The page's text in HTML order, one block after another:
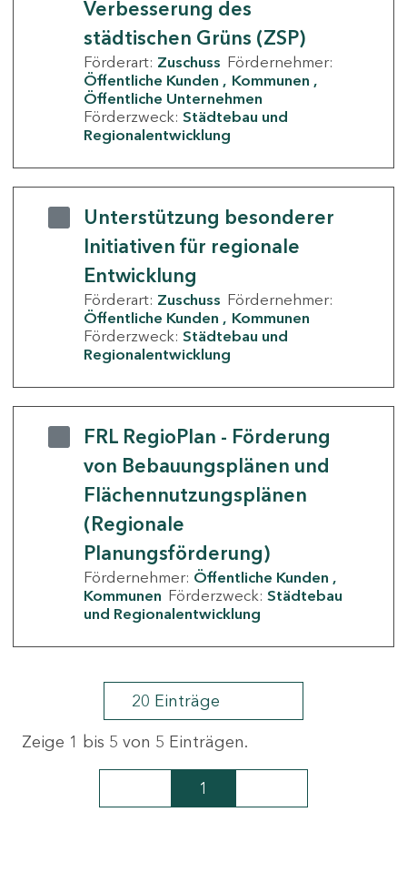
Verbesserung des
städtischen Grüns (ZSP)
Förderart: Zuschuss Fördernehmer:
Öffentliche Kunden
Kommunen
Öffentliche Unternehmen
Förderzweck: Städtebau und
Regionalentwicklung
Unterstützung besonderer
Initiativen für regionale
Entwicklung
Förderart: Zuschuss Fördernehmer:
Öffentliche Kunden
Kommunen
Förderzweck: Städtebau und
Regionalentwicklung
FRL RegioPlan - Förderung
von Bebauungsplänen und
Flächennutzungsplänen
(Regionale
Planungsförderung)
Fördernehmer: Öffentliche Kunden
Kommunen Förderzweck: Städtebau
und Regionalentwicklung
20 Einträge
Zeige 1 bis 5 von 5 Einträgen.
Seite
1